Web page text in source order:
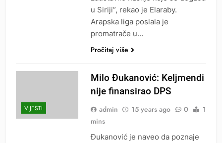
u Siriji”, rekao je Elaraby.
Arapska liga poslala je
promatrače u…
Pročitaj više
VIJESTI
Milo Đukanović: Keljmendi
nije finansirao DPS
admin 15 years ago 0
1
mins
Đukanović je naveo da poznaje